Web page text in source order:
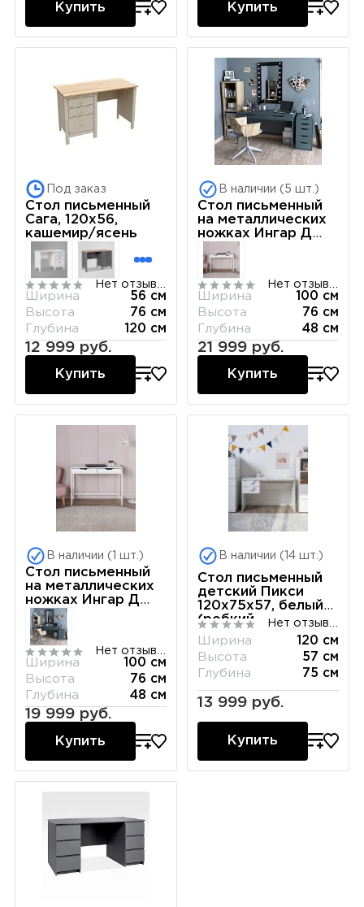
Купить Купить
Под заказ
Стол письменный
Сага, 120х56,
кашемир/ясень
Ширина
56 см
Высота
76 см
Глубина
120 см
12 999 руб.
Купить
В наличии (5 шт.)
Стол письменный
на металлических
ножках Ингар Д
100x48x76, серо-
бирюзовый/черный
Ширина
100 см
Высота
76 см
Глубина
48 см
21 999 руб.
Купить
В наличии (1 шт.)
Стол письменный
на металлических
ножках Ингар Д
100x48x76, белый
Нет отзывов
Ширина
100 см
Высота
76 см
Глубина
48 см
19 999 руб.
Купить
В наличии (14 шт.)
Стол письменный
детский Пикси
120х75х57, белый
(робкий
подснежник)
Ширина
120 см
Высота
57 см
Глубина
75 см
13 999 руб.
Купить